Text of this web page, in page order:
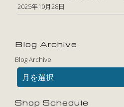
2025年10月28日
Blog Archive
Blog Archive
月を選択
Shop Schedule